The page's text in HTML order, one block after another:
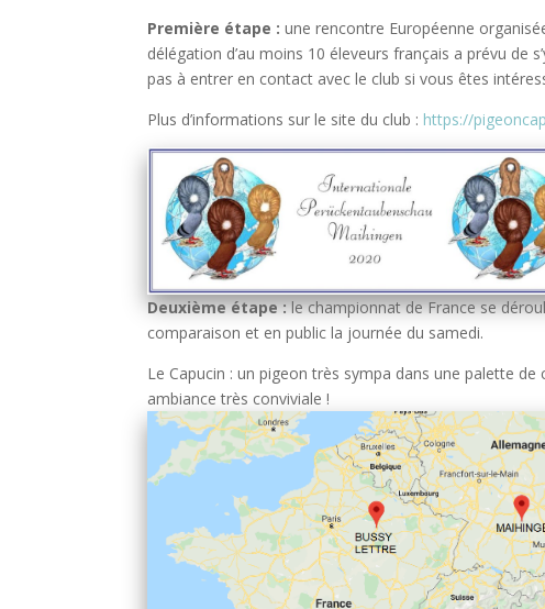
Première étape :une rencontre Européenne
délégation d’au moins 10 éleveurs français a prévu de
pas à entrer en contact avec le club si vous êtes
Plus d’informations sur le site du club : https://
Deuxième étape :le championnat de France se
comparaison et en public la journée du samedi.
Le Capucin : un pigeon très sympa dans une palette
ambiance très conviviale !